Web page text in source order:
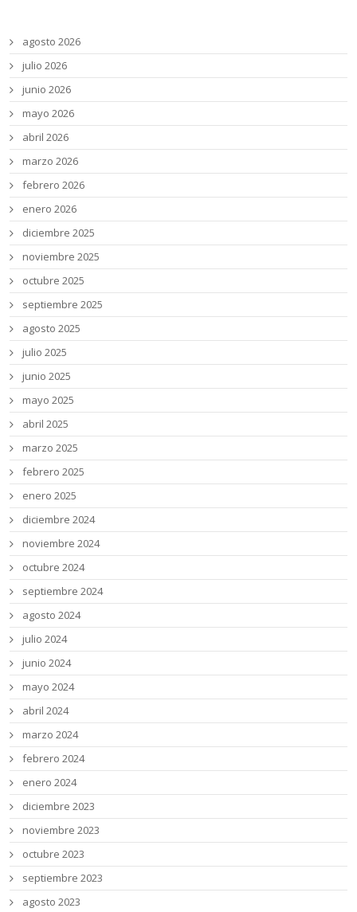
agosto 2026
julio 2026
junio 2026
mayo 2026
abril 2026
marzo 2026
febrero 2026
enero 2026
diciembre 2025
noviembre 2025
octubre 2025
septiembre 2025
agosto 2025
julio 2025
junio 2025
mayo 2025
abril 2025
marzo 2025
febrero 2025
enero 2025
diciembre 2024
noviembre 2024
octubre 2024
septiembre 2024
agosto 2024
julio 2024
junio 2024
mayo 2024
abril 2024
marzo 2024
febrero 2024
enero 2024
diciembre 2023
noviembre 2023
octubre 2023
septiembre 2023
agosto 2023